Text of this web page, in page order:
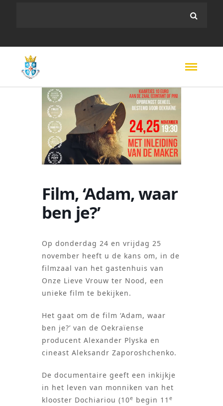
Film, ‘Adam, waar
ben je?’
Op donderdag 24 en vrijdag 25
november heeft u de kans om, in de
filmzaal van het gastenhuis van
Onze Lieve Vrouw ter Nood, een
unieke film te bekijken.
Het gaat om de film ‘Adam, waar
ben je?’ van de Oekraïense
producent Alexander Plyska en
cineast Aleksandr Zaporoshchenko.
De documentaire geeft een inkijkje
in het leven van monniken van het
klooster Dochiariou (10e begin 11 e